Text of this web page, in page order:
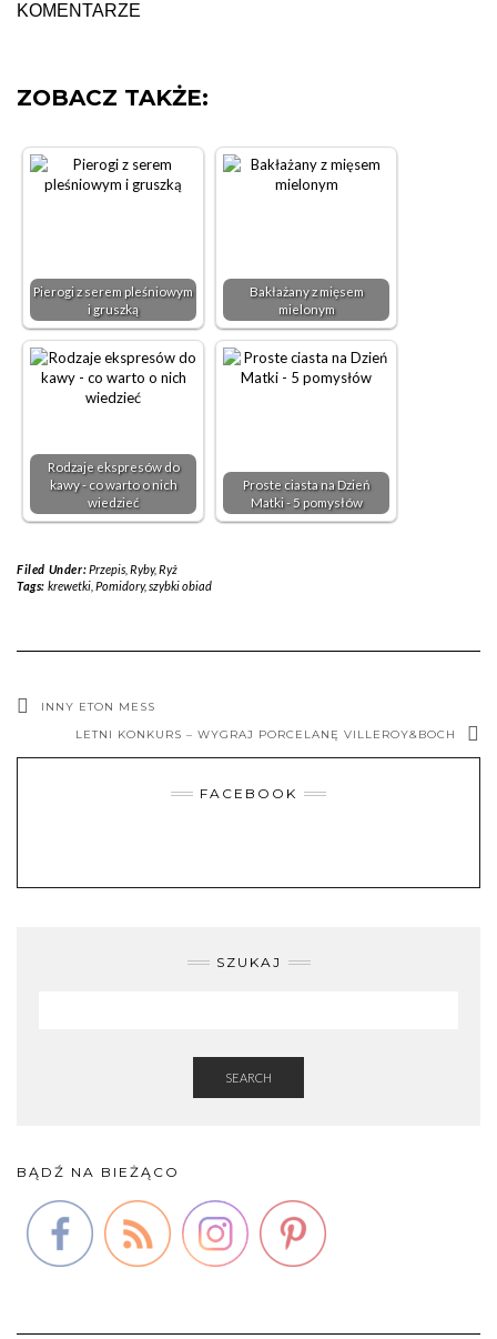
KOMENTARZE
ZOBACZ TAKŻE:
Pierogi z serem pleśniowym
i gruszką
Bakłażany z mięsem
mielonym
Rodzaje ekspresów do
kawy - co warto o nich
wiedzieć
Proste ciasta na Dzień
Matki - 5 pomysłów
Filed Under:Przepis, Ryby,Ryż
Tags: krewetki, Pomidory,szybki obiad
INNY ETON MESS
LETNI KONKURS – WYGRAJ PORCELANĘ VILLEROY&BOCH
FACEBOOK
SZUKAJ
SEARCH
BĄDŹ NA BIEŻĄCO